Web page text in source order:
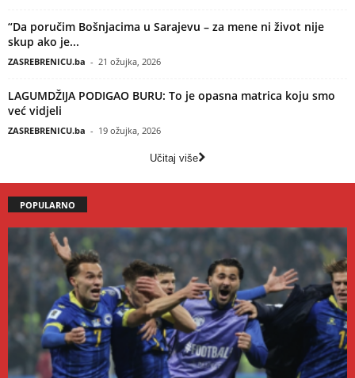
“Da poručim Bošnjacima u Sarajevu – za mene ni život nije
skup ako je...
ZASREBRENICU.ba - 21 ožujka, 2026
LAGUMDŽIJA PODIGAO BURU: To je opasna matrica koju smo
već vidjeli
ZASREBRENICU.ba - 19 ožujka, 2026
Učitaj više
POPULARNO